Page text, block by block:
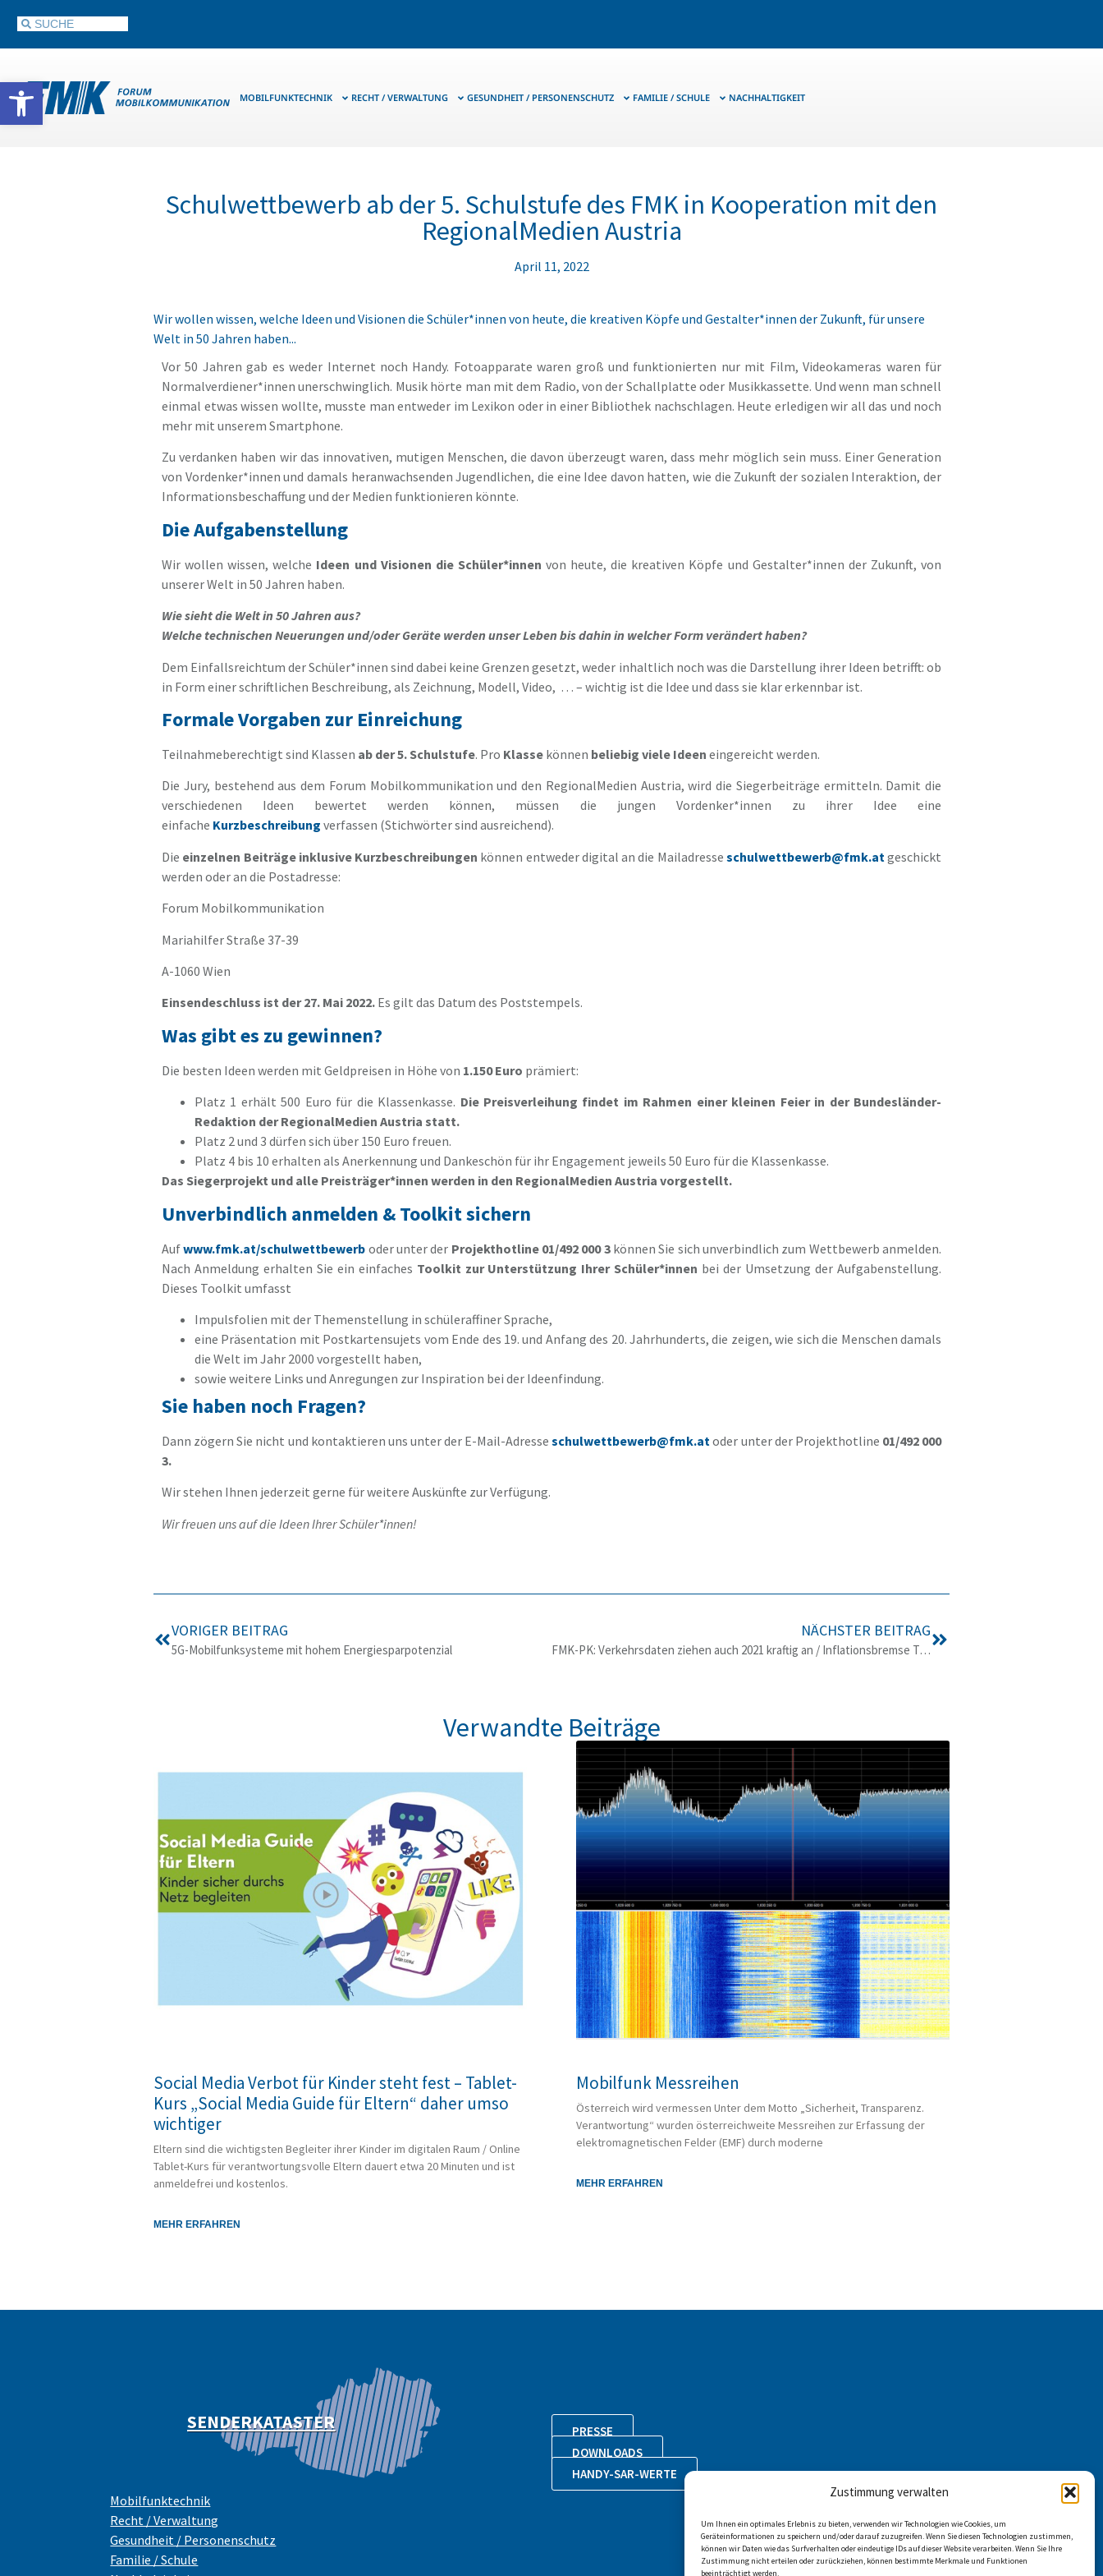
Werkzeugleiste öffnen
Zustimmung verwalten
Um Ihnen ein optimales Erlebnis zu bieten, verwenden wir Technologien wie Cookies, um
Geräteinformationen zu speichern und/oder darauf zuzugreifen. Wenn Sie diesen Technologien zustimmen,
können wir Daten wie das Surfverhalten oder eindeutige IDs auf dieser Website verarbeiten. Wenn Sie Ihre
Zustimmung nicht erteilen oder zurückziehen, können bestimmte Merkmale und Funktionen
beeinträchtigt werden.
MOBILFUNKTECHNIK RECHT / VERWALTUNG GESUNDHEIT / PERSONENSCHUTZ FAMILIE / SCHULE NACHHALTIGKEIT
Schulwettbewerb ab der 5. Schulstufe des FMK in Kooperation mit den
RegionalMedien Austria
April 11, 2022
Wir wollen wissen, welche Ideen und Visionen die Schüler*innen von heute, die kreativen Köpfe und Gestalter*innen der Zukunft, für unsere
Welt in 50 Jahren haben...
Vor 50 Jahren gab es weder Internet noch Handy. Fotoapparate waren groß und funktionierten nur mit Film, Videokameras waren für
Normalverdiener*innen unerschwinglich. Musik hörte man mit dem Radio, von der Schallplatte oder Musikkassette. Und wenn man schnell
einmal etwas wissen wollte, musste man entweder im Lexikon oder in einer Bibliothek nachschlagen. Heute erledigen wir all das und noch
mehr mit unserem Smartphone.
Zu verdanken haben wir das innovativen, mutigen Menschen, die davon überzeugt waren, dass mehr möglich sein muss. Einer Generation
von Vordenker*innen und damals heranwachsenden Jugendlichen, die eine Idee davon hatten, wie die Zukunft der sozialen Interaktion, der
Informationsbeschaffung und der Medien funktionieren könnte.
Die Aufgabenstellung
Wir wollen wissen, welche Ideen und Visionen die Schüler*innen von heute, die kreativen Köpfe und Gestalter*innen der Zukunft, von
unserer Welt in 50 Jahren haben.
Wie sieht die Welt in 50 Jahren aus?
Welche technischen Neuerungen und/oder Geräte werden unser Leben bis dahin in welcher Form verändert haben?
Dem Einfallsreichtum der Schüler*innen sind dabei keine Grenzen gesetzt, weder inhaltlich noch was die Darstellung ihrer Ideen betrifft: ob
in Form einer schriftlichen Beschreibung, als Zeichnung, Modell, Video, … – wichtig ist die Idee und dass sie klar erkennbar ist.
Formale Vorgaben zur Einreichung
Teilnahmeberechtigt sind Klassen ab der 5. Schulstufe. Pro Klasse können beliebig viele Ideen eingereicht werden.
Die Jury, bestehend aus dem Forum Mobilkommunikation und den RegionalMedien Austria, wird die Siegerbeiträge ermitteln. Damit die
verschiedenen Ideen bewertet werden können, müssen die jungen Vordenker*innen zu ihrer Idee eine
einfache Kurzbeschreibung verfassen (Stichwörter sind ausreichend).
Die einzelnen Beiträge inklusive Kurzbeschreibungen können entweder digital an die Mailadresse schulwettbewerb@fmk.at geschickt
werden oder an die Postadresse:
Forum Mobilkommunikation
Mariahilfer Straße 37-39
A-1060 Wien
Einsendeschluss ist der 27. Mai 2022. Es gilt das Datum des Poststempels.
Was gibt es zu gewinnen?
Die besten Ideen werden mit Geldpreisen in Höhe von 1.150 Euro prämiert:
Platz 1 erhält 500 Euro für die Klassenkasse. Die Preisverleihung findet im Rahmen einer kleinen Feier in der Bundesländer-
Redaktion der RegionalMedien Austria statt.
Platz 2 und 3 dürfen sich über 150 Euro freuen.
Platz 4 bis 10 erhalten als Anerkennung und Dankeschön für ihr Engagement jeweils 50 Euro für die Klassenkasse.
Das Siegerprojekt und alle Preisträger*innen werden in den RegionalMedien Austria vorgestellt.
Unverbindlich anmelden & Toolkit sichern
Aufwww.fmk.at/schulwettbewerb oder unter der Projekthotline 01/492 000 3können Sie sich unverbindlich zum Wettbewerb anmelden.
Nach Anmeldung erhalten Sie ein einfaches Toolkit zur Unterstützung Ihrer Schüler*innen bei der Umsetzung der Aufgabenstellung.
Dieses Toolkit umfasst
Impulsfolien mit der Themenstellung in schüleraffiner Sprache,
eine Präsentation mit Postkartensujets vom Ende des 19. und Anfang des 20. Jahrhunderts, die zeigen, wie sich die Menschen damals
die Welt im Jahr 2000 vorgestellt haben,
sowie weitere Links und Anregungen zur Inspiration bei der Ideenfindung.
Sie haben noch Fragen?
Dann zögern Sie nicht und kontaktieren uns unter der E-Mail-Adresseschulwettbewerb@fmk.at oder unter der Projekthotline 01/492 000
3.
Wir stehen Ihnen jederzeit gerne für weitere Auskünfte zur Verfügung.
Wir freuen uns auf die Ideen Ihrer Schüler*innen!
VORIGER BEITRAG
5G-Mobilfunksysteme mit hohem Energiesparpotenzial
NÄCHSTER BEITRAG
FMK-PK: Verkehrsdaten ziehen auch 2021 kraftig an / Inflationsbremse Telekommunikation / 5G-Ausbau aktuell / erste österreichweite 5G-Messreihe
Verwandte Beiträge
Social Media Verbot für Kinder steht fest – Tablet-
Kurs „Social Media Guide für Eltern“ daher umso
wichtiger
Eltern sind die wichtigsten Begleiter ihrer Kinder im digitalen Raum / Online
Tablet-Kurs für verantwortungsvolle Eltern dauert etwa 20 Minuten und ist
anmeldefrei und kostenlos.
MEHR ERFAHREN
Mobilfunk Messreihen
Österreich wird vermessen Unter dem Motto „Sicherheit, Transparenz.
Verantwortung“ wurden österreichweite Messreihen zur Erfassung der
elektromagnetischen Felder (EMF) durch moderne
MEHR ERFAHREN
SENDERKATASTER
PRESSE
DOWNLOADS
HANDY-SAR-WERTE
Mobilfunktechnik
Recht / Verwaltung
Gesundheit / Personenschutz
Familie / Schule